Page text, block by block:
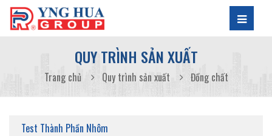
QUY TRÌNH SẢN XUẤT
Trang chủ Quy trình sản xuất Đồng chất
Test Thành Phần Nhôm